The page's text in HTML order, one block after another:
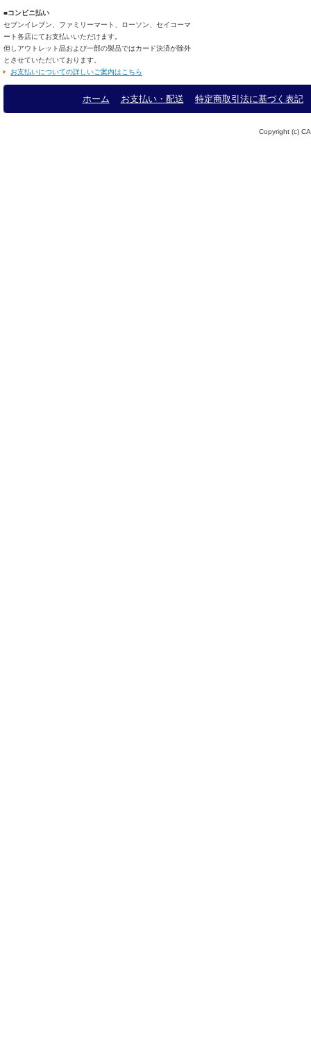
■コンビニ払い
セブンイレブン、ファミリーマート、ローソン、セイコーマ
ート各店にてお支払いいただけます。
但しアウトレット品および一部の製品ではカード決済が除外
とさせていただいております。
お支払いについての詳しいご案内はこちら
ホーム お支払い・配送 特定商取引法に基づく表記
Copyright (c)